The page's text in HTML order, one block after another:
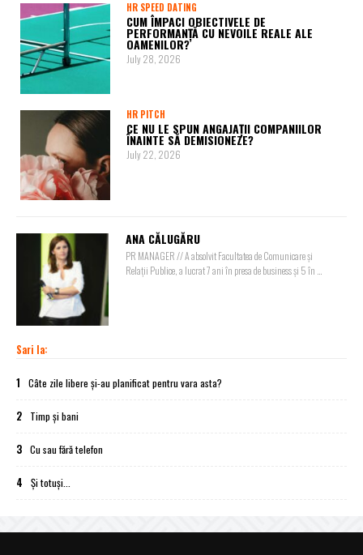
HR SPEED DATING
CUM ÎMPACI OBIECTIVELE DE
PERFORMANȚĂ CU NEVOILE REALE ALE
OAMENILOR?
July 28, 2026
HR PITCH
CE NU LE SPUN ANGAJAȚII COMPANIILOR
ÎNAINTE SĂ DEMISIONEZE?
July 22, 2026
ANA CĂLUGĂRU
PR MANAGER // A absolvit Facultatea de Comunicare și
Relații Publice, a lucrat 7 ani în presa de business și 5 în ...
Sari la:
1 Câte zile libere și-au planificat pentru vara asta?
2 Timp și bani
3 Cu sau fără telefon
4 Și totuși...